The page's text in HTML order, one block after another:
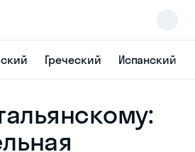
Греческий Испанский